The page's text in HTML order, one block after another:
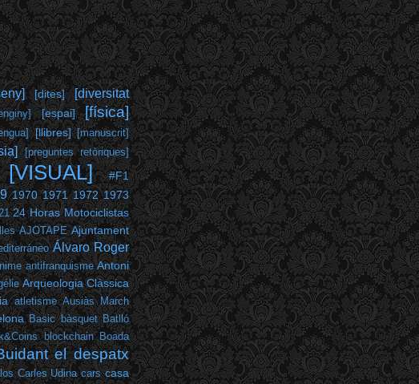
[dites]
[diversitat
[espai] [física]
[llibres] [manuscrit]
[preguntes retòriques]
[VISUAL] #F1
1970 1971 1972 1973
24 Horas Motociclistas
AJOTAPE Ajuntament
Álvaro Roger
antifranquisme Antoni
Arqueologia Clàssica
atletisme Ausiàs March
Basic bàsquet Batlló
blockchain Boada
el despatx
Carles Udina cars casa